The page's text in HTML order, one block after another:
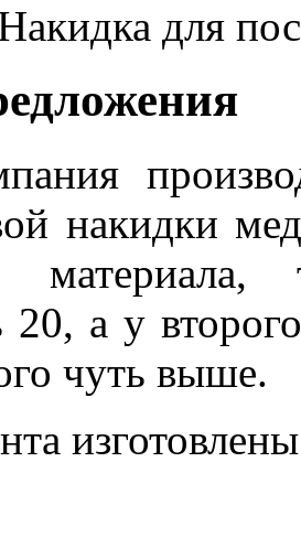
для
накидки
20, а у
чуть выше.